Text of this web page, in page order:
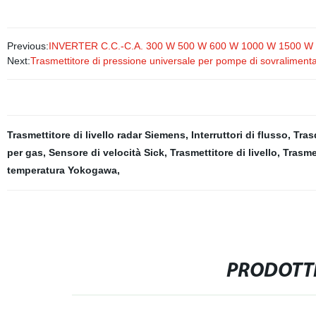
Previous:INVERTER C.C.-C.A. 300 W 500 W 600 W 1000 W 1500
Next:Trasmettitore di pressione universale per pompe di
Trasmettitore di livello radar Siemens, Interruttori di flusso,
per gas, Sensore di velocità Sick, Trasmettitore di livello,
temperatura Yokogawa,